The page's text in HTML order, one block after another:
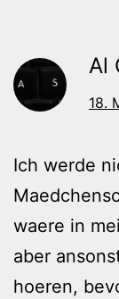
Al
18.
Ich werde
waere in
aber
hoeren,